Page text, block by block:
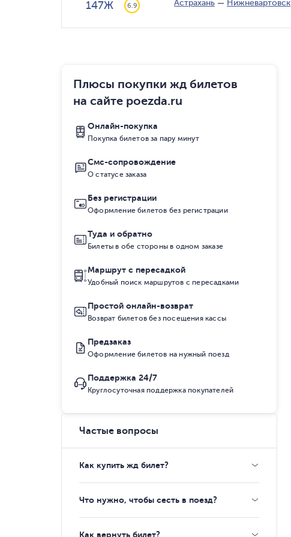
147Ж 6.9 Астрахань — Нижневартовск
Плюсы покупки жд билетов
на сайте poezda.ru
Онлайн-покупка
Покупка билетов за пару минут
Смс-сопровождение
О статусе заказа
Без регистрации
Оформление билетов без регистрации
Туда и обратно
Билеты в обе стороны в одном заказе
Маршрут с пересадкой
Удобный поиск маршрутов с пересадками
Простой онлайн-возврат
Возврат билетов без посещения кассы
Предзаказ
Оформление билетов на нужный поезд
Поддержка 24/7
Круглосуточная поддержка покупателей
Частые вопросы
Как купить жд билет?
Что нужно, чтобы сесть в поезд?
Как вернуть билет?